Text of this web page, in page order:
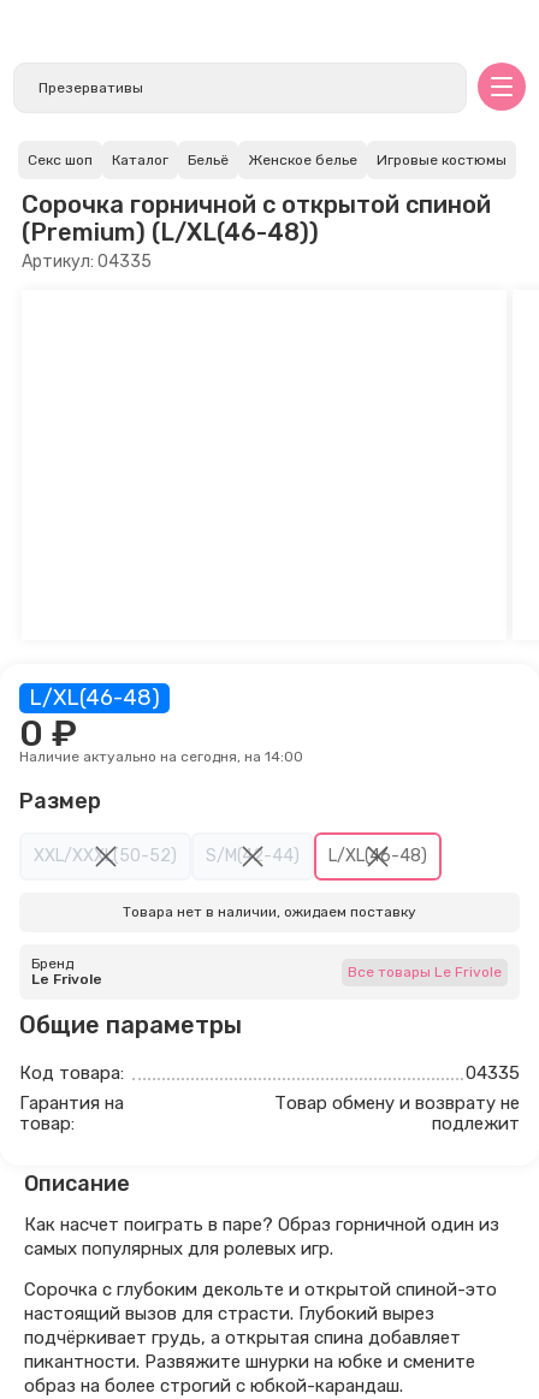
Секс шоп Каталог Бельё Женское белье Игровые костюмы
Сорочка горничной с открытой спиной
(Premium) (L/XL(46-48))
Артикул: 04335
L/XL(46-48)
0 ₽
Наличие актуально на сегодня, на 14:00
Размер
XXL/XXXL(50-52) S/M(42-44) L/XL(46-48)
Товара нет в наличии, ожидаем поставку
Бренд
Le Frivole
Все товары Le Frivole
Общие параметры
Код товара:
04335
Гарантия на
товар:
Товар обмену и возврату не
подлежит
Описание
Как насчет поиграть в паре? Образ горничной один из
самых популярных для ролевых игр.
Cорочка с глубоким декольте и открытой спиной-это
настоящий вызов для страсти. Глубокий вырез
подчёркивает грудь, а открытая спина добавляет
пикантности. Развяжите шнурки на юбке и смените
образ на более строгий с юбкой-карандаш.